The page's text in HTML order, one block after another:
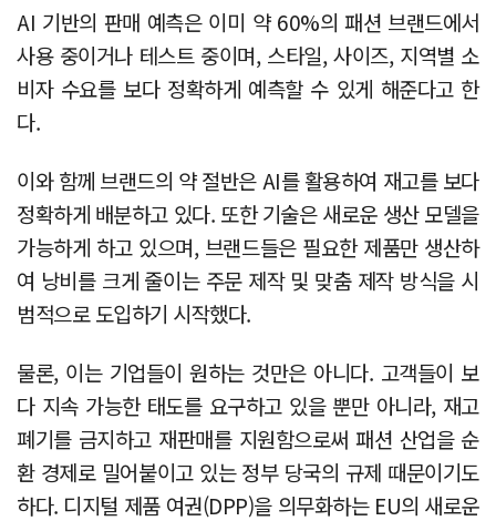
AI 기반의 판매 예측은 이미 약 60%의 패션 브랜드에서
사용 중이거나 테스트 중이며, 스타일, 사이즈, 지역별 소
비자 수요를 보다 정확하게 예측할 수 있게 해준다고 한
다.
이와 함께 브랜드의 약 절반은 AI를 활용하여 재고를 보다
정확하게 배분하고 있다. 또한 기술은 새로운 생산 모델을
가능하게 하고 있으며, 브랜드들은 필요한 제품만 생산하
여 낭비를 크게 줄이는 주문 제작 및 맞춤 제작 방식을 시
범적으로 도입하기 시작했다.
물론, 이는 기업들이 원하는 것만은 아니다. 고객들이 보
다 지속 가능한 태도를 요구하고 있을 뿐만 아니라, 재고
폐기를 금지하고 재판매를 지원함으로써 패션 산업을 순
환 경제로 밀어붙이고 있는 정부 당국의 규제 때문이기도
하다. 디지털 제품 여권(DPP)을 의무화하는 EU의 새로운